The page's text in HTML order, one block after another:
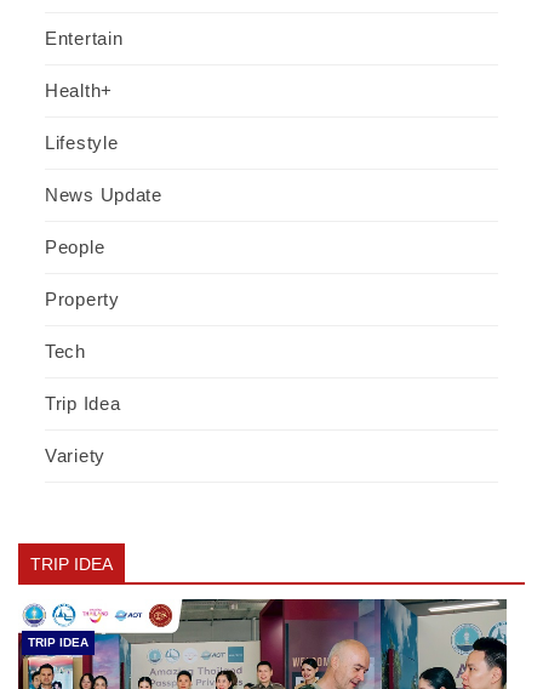
Entertain
Health+
Lifestyle
News Update
People
Property
Tech
Trip Idea
Variety
TRIP IDEA
TRIP IDEA